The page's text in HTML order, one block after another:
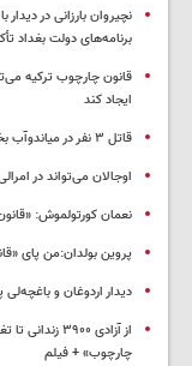
نچیروان بارزانی در
برنامه‌های دولت بغداد
قانون چارچوب ترکیه
ایجاد کند
قاتل ٣ نفر در میاندوآب بخشیده شد
اوجالان می‌تواند در
نعمان کورتولموش:
پروین بولدان:من پای
دیدار اردوغان و
از آزادی
چارچوب» + فیلم